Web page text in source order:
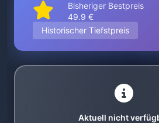
Bisheriger Bestpreis
49.9 €
Historischer Tiefstpreis
Aktuell nicht